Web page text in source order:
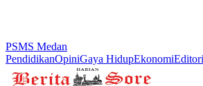
PSMS Medan
PendidikanOpiniGaya HidupEkonomi